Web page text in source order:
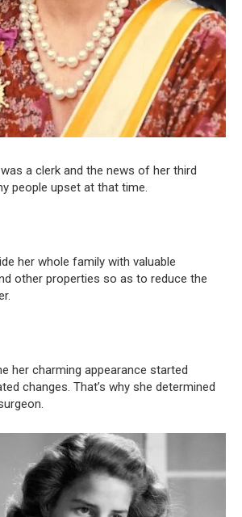
a clerk and the news of her third
people upset at that time.
her whole family with valuable
other properties so as to reduce the
her charming appearance started
changes. That’s why she determined